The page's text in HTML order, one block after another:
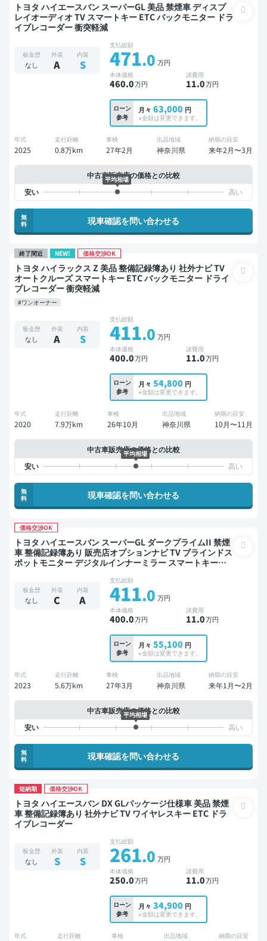
トヨタ ハイエースバン スーパーGL 美品 禁煙車 ディスプ
レイオーディオ TV スマートキー ETC バックモニター ドラ
イブレコーダー 衝突軽減
板金歴
なし
外装
A
内装
S
支払総額
471.0 万円
本体価格
460.0万円
諸費用
11.0万円
ローン
参考
月々 63,000 円
※金額は変更できます。
年式
2025
走行距離
0.8万km
車検
27年2月
出品地域
神奈川県
納期の目安
来年2月〜3月
中古車販売店の価格との比較
平均相場
無
料
現車確認を問い合わせる
終了間近 NEW! 価格交渉OK
トヨタ ハイラックス Z 美品 整備記録簿あり 社外ナビ TV
オートクルーズ スマートキー ETC バックモニター ドライ
ブレコーダー 衝突軽減
#ワンオーナー
板金歴
なし
外装
A
内装
S
支払総額
411.0 万円
本体価格
400.0万円
諸費用
11.0万円
ローン
参考
月々 54,800 円
※金額は変更できます。
年式
2020
走行距離
7.9万km
車検
26年10月
出品地域
神奈川県
納期の目安
10月〜11月
中古車販売店の価格との比較
平均相場
無
料
現車確認を問い合わせる
価格交渉OK
トヨタ ハイエースバン スーパーGL ダークプライムII 禁煙
車 整備記録簿あり 販売店オプションナビ TV ブラインドス
ポットモニター デジタルインナーミラー スマートキー
外アルミ 衝突軽減 両側電動スライドドア
板金歴
なし
外装
C
内装
A
支払総額
411.0 万円
本体価格
400.0万円
諸費用
11.0万円
ローン
参考
月々 55,100 円
※金額は変更できます。
年式
2023
走行距離
5.6万km
車検
27年3月
出品地域
神奈川県
納期の目安
来年1月〜2月
中古車販売店の価格との比較
平均相場
無
料
現車確認を問い合わせる
短納期 価格交渉OK
トヨタ ハイエースバン DX GLパッケージ仕様車 美品 禁煙
車 整備記録簿あり 社外ナビ TV ワイヤレスキー ETC ドラ
イブレコーダー
板金歴
なし
外装
S
内装
S
支払総額
261.0 万円
本体価格
250.0万円
諸費用
11.0万円
ローン
参考
月々 34,900 円
※金額は変更できます。
年式 走行距離 車検 出品地域 納期の目安